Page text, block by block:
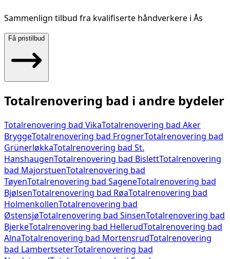
Sammenlign tilbud fra kvalifiserte håndverkere i Ås
Få pristilbud
Totalrenovering bad i andre bydeler
Totalrenovering bad VikaTotalrenovering bad Aker
BryggeTotalrenovering bad FrognerTotalrenovering bad
GrünerløkkaTotalrenovering bad St.
HanshaugenTotalrenovering bad BislettTotalrenovering
bad MajorstuenTotalrenovering bad
TøyenTotalrenovering bad SageneTotalrenovering bad
BjølsenTotalrenovering bad RøaTotalrenovering bad
HolmenkollenTotalrenovering bad
ØstensjøTotalrenovering bad SinsenTotalrenovering bad
BjerkeTotalrenovering bad HellerudTotalrenovering bad
AlnaTotalrenovering bad MortensrudTotalrenovering
bad LambertseterTotalrenovering bad